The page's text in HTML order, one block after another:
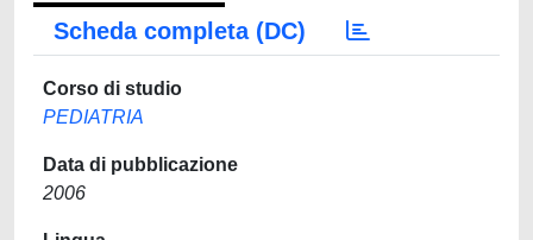
Scheda completa (DC)
Corso di studio
PEDIATRIA
Data di pubblicazione
2006